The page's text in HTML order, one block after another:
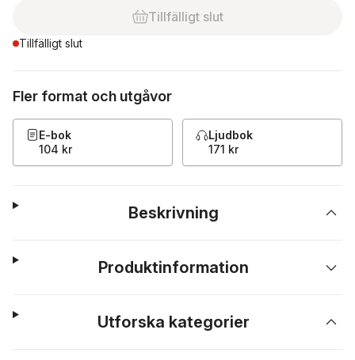
Tillfälligt slut
Tillfälligt slut
Fler format och utgåvor
E-bok
104 kr
Ljudbok
171 kr
Beskrivning
Produktinformation
Utforska kategorier